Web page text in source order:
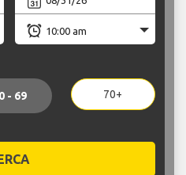
- 69 70+